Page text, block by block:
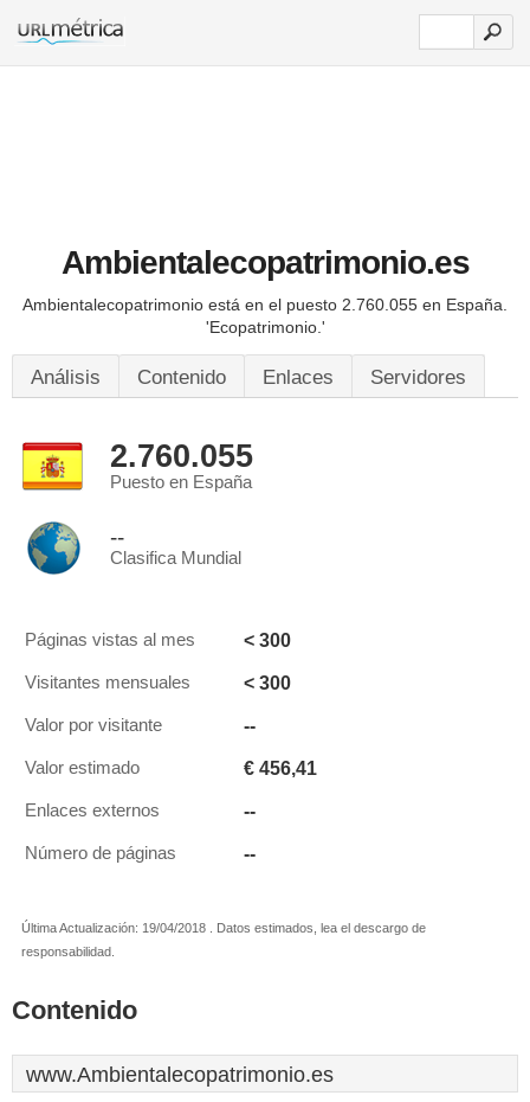
Ambientalecopatrimonio.es
Ambientalecopatrimonio está en el puesto 2.760.055 en España.
'Ecopatrimonio.'
Análisis Contenido Enlaces Servidores
2.760.055
Puesto en España
--
Clasifica Mundial
Páginas vistas al mes < 300
Visitantes mensuales < 300
Valor por visitante --
Valor estimado € 456,41
Enlaces externos --
Número de páginas --
Última Actualización: 19/04/2018 . Datos estimados, lea el descargo de
responsabilidad.
Contenido
www.Ambientalecopatrimonio.es